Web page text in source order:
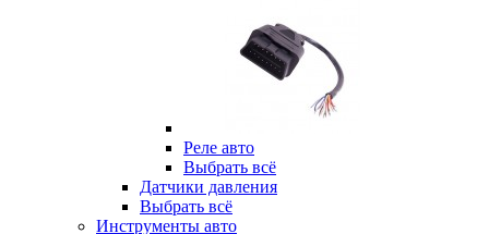
Реле авто
Выбрать всё
Датчики давления
Выбрать всё
Инструменты авто